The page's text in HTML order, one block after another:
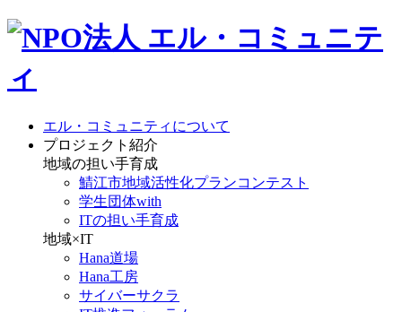
エル・コミュニティについて
プロジェクト紹介
地域の担い手育成
鯖江市地域活性化プランコンテスト
学生団体with
ITの担い手育成
地域×IT
Hana道場
Hana工房
サイバーサクラ